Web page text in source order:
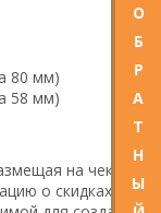
80 мм)
58 мм)
на чеке
о скидках,
О
Б
Р
А
Т
Н
Ы